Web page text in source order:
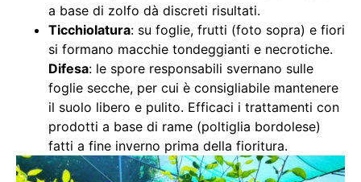
a base di zolfo dà discreti risultati.
Ticchiolatura: su foglie, frutti (foto sopra) e fiori
si formano macchie tondeggianti e necrotiche.
Difesa: le spore responsabili svernano sulle
foglie secche, per cui è consigliabile mantenere
il suolo libero e pulito. Efficaci i trattamenti con
prodotti a base di rame (poltiglia bordolese)
fatti a fine inverno prima della fioritura.